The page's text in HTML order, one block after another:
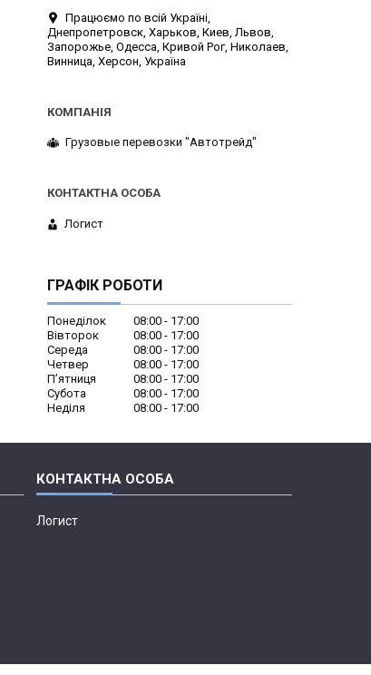
Працюємо по всій Україні,
Днепропетровск, Харьков, Киев, Львов,
Запорожье, Одесса, Кривой Рог, Николаев,
Винница, Херсон, Україна
Грузовые перевозки "Автотрейд"
Логист
ГРАФІК РОБОТИ
Понеділок 08:00
17:00
Вівторок
08:00
17:00
Середа
08:00
17:00
Четвер
08:00
17:00
Пʼятниця
08:00
17:00
Субота
08:00
17:00
Неділя
08:00 17:00
Логист